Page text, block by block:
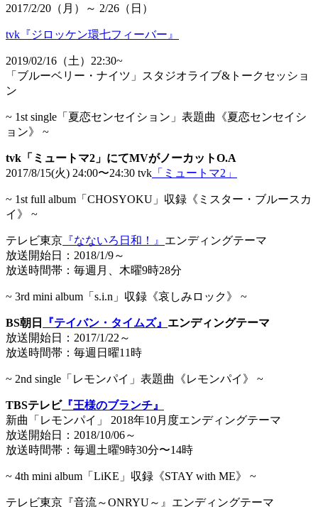
2017/2/20（月）～ ​2/26（日）
tvk『ジロッケン環七フィーバー』
2019/02/16（土）22:30~
「ブルーベリー・ナイツ」スタジオライブ&トークセッショ
ン
~ 1st single「夏恋センセイション」表題曲《夏恋センセイシ
ョン》 ~
tvk「ミュートマ2」にてMVがノーカットO.A
2017/8/15(火) 24:00〜24:30 tvk 「ミュートマ2」
~ 1st full album「CHOSYOKU」収録《ミスター・ブルースカ
イ》 ~
テレビ東京 『なないろ日和！』 エンディングテーマ
放送開始日：2018/1/9～
放送時間帯：毎週月、木曜9時28分
~ 3rd mini album「s.i.n」収録《哀しみロック》 ~
BS朝日 『テイバン・タイムズ』 エンディングテーマ
放送開始日：2017/1/22～
放送時間帯：毎週日曜11時​
~ 2nd single「レモンパイ」表題曲《レモンパイ》 ~
TBSテレビ『王様のブランチ』
新曲「レモンパイ」 2018年10月度エンディングテーマ
放送開始日：2018/10/06～
放送時間帯：毎週土曜9時​30分〜14時
~ 4th mini album「LiKE」収録《STAY with ME》 ~
テレビ東京『音流～ONRYU～』エンディングテーマ